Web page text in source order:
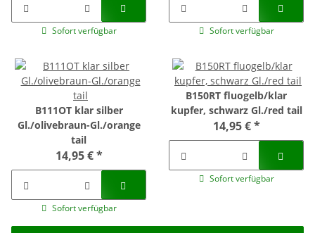
Sofort verfügbar Sofort verfügbar
B111OT klar silber
Gl./olivebraun-Gl./orange
tail
14,95 €*
Sofort verfügbar
B150RT fluogelb/klar
kupfer, schwarz Gl./red tail
14,95 €*
Sofort verfügbar